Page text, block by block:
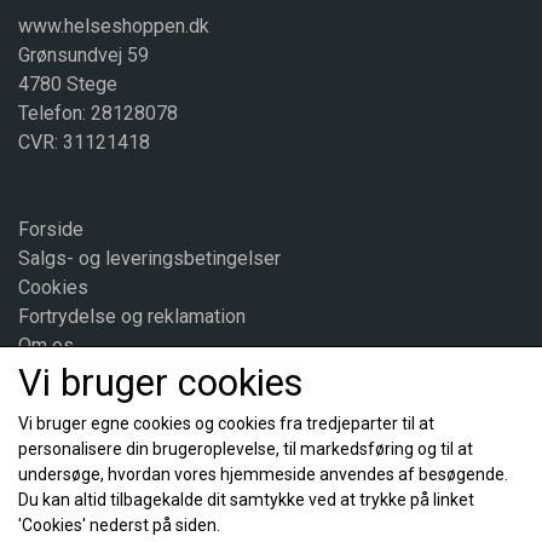
Opbevaring:
Tørt og ikke for varmt.
www.helseshoppen.dk
Grønsundvej 59
4780 Stege
Telefon: 28128078
CVR: 31121418
Forside
Salgs- og leveringsbetingelser
Cookies
Fortrydelse og reklamation
Om os
Kontakt
Sociale medier
Vi bruger cookies
Vi bruger egne cookies og cookies fra tredjeparter til at
personalisere din brugeroplevelse, til markedsføring og til at
undersøge, hvordan vores hjemmeside anvendes af besøgende.
Du kan altid tilbagekalde dit samtykke ved at trykke på linket
'Cookies' nederst på siden.